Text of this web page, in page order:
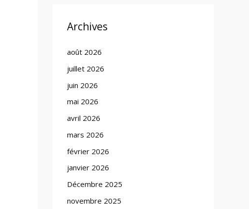
Archives
août 2026
juillet 2026
juin 2026
mai 2026
avril 2026
mars 2026
février 2026
janvier 2026
Décembre 2025
novembre 2025